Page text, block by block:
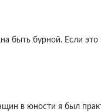
быть бурной. Если это
в юности я был